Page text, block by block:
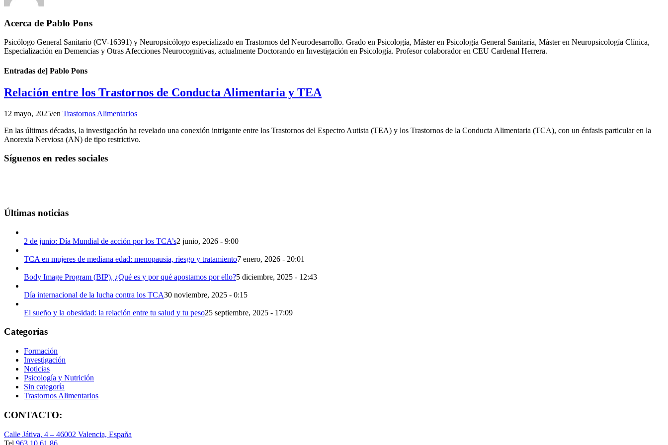
Acerca de Pablo Pons
Psicólogo General Sanitario (CV-16391) y Neuropsicólogo especializado en Trastornos del Neurodesarrollo. Grado en Psicología, Máster en Psicología General Sanitaria, Máster en Neuropsicología Clínica,
Especialización en Demencias y Otras Afecciones Neurocognitivas, actualmente Doctorando en Investigación en Psicología. Profesor colaborador en CEU Cardenal Herrera.
Entradas de] Pablo Pons
Relación entre los Trastornos de Conducta Alimentaria y TEA
12 mayo, 2025/en Trastornos Alimentarios
En las últimas décadas, la investigación ha revelado una conexión intrigante entre los Trastornos del Espectro Autista (TEA) y los Trastornos de la Conducta Alimentaria (TCA), con un énfasis particular en la
Anorexia Nerviosa (AN) de tipo restrictivo.
Síguenos en redes sociales
Últimas noticias
2 de junio: Día Mundial de acción por los TCA’s2 junio, 2026 - 9:00
TCA en mujeres de mediana edad: menopausia, riesgo y tratamiento7 enero, 2026 - 20:01
Body Image Program (BIP), ¿Qué es y por qué apostamos por ello?5 diciembre, 2025 - 12:43
Día internacional de la lucha contra los TCA30 noviembre, 2025 - 0:15
El sueño y la obesidad: la relación entre tu salud y tu peso25 septiembre, 2025 - 17:09
Categorías
Formación
Investigación
Noticias
Psicología y Nutrición
Sin categoría
Trastornos Alimentarios
CONTACTO:
Calle Játiva, 4 – 46002 Valencia, España
Tel. 963 10 61 86